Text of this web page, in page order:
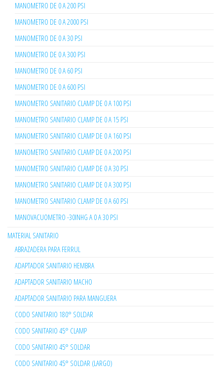
MANOMETRO DE 0 A 200 PSI
MANOMETRO DE 0 A 2000 PSI
MANOMETRO DE 0 A 30 PSI
MANOMETRO DE 0 A 300 PSI
MANOMETRO DE 0 A 60 PSI
MANOMETRO DE 0 A 600 PSI
MANOMETRO SANITARIO CLAMP DE 0 A 100 PSI
MANOMETRO SANITARIO CLAMP DE 0 A 15 PSI
MANOMETRO SANITARIO CLAMP DE 0 A 160 PSI
MANOMETRO SANITARIO CLAMP DE 0 A 200 PSI
MANOMETRO SANITARIO CLAMP DE 0 A 30 PSI
MANOMETRO SANITARIO CLAMP DE 0 A 300 PSI
MANOMETRO SANITARIO CLAMP DE 0 A 60 PSI
MANOVACUOMETRO -30INHG A 0 A 30 PSI
MATERIAL SANITARIO
ABRAZADERA PARA FERRUL
ADAPTADOR SANITARIO HEMBRA
ADAPTADOR SANITARIO MACHO
ADAPTADOR SANITARIO PARA MANGUERA
CODO SANITARIO 180° SOLDAR
CODO SANITARIO 45° CLAMP
CODO SANITARIO 45° SOLDAR
CODO SANITARIO 45° SOLDAR (LARGO)